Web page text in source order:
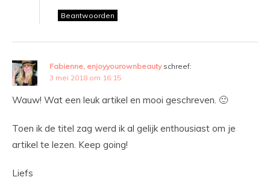
Beantwoorden
Fabienne, enjoyyourownbeauty schreef:
3 mei 2018 om 16:15
Wauw! Wat een leuk artikel en mooi geschreven. 🙂
Toen ik de titel zag werd ik al gelijk enthousiast om je
artikel te lezen. Keep going!
Liefs